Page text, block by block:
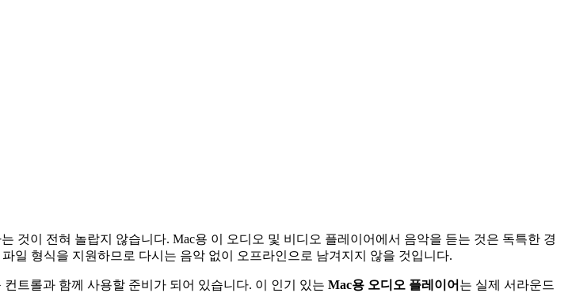
것이 전혀 놀랍지 않습니다. Mac용 이 오디오 및 비디오 플레이어에서 음악을 듣는 것은 독특한 경
일 형식을 지원하므로 다시는 음악 없이 오프라인으로 남겨지지 않을 것입니다.
트롤과 함께 사용할 준비가 되어 있습니다. 이 인기 있는 Mac용 오디오 플레이어 는 실제 서라운드